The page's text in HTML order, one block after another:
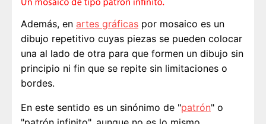
Además, en artes gráficas por mosaico es un
dibujo repetitivo cuyas piezas se pueden colocar
una al lado de otra para que formen un dibujo sin
principio ni fin que se repite sin limitaciones o
bordes.
En este sentido es un sinónimo de "patrón" o